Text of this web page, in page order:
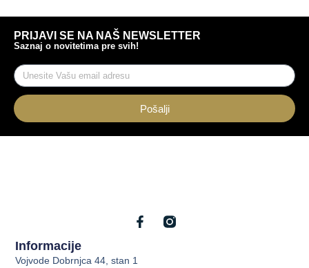
PRIJAVI SE NA NAŠ NEWSLETTER
Saznaj o novitetima pre svih!
Pošalji
Informacije
Vojvode Dobrnjca 44, stan 1